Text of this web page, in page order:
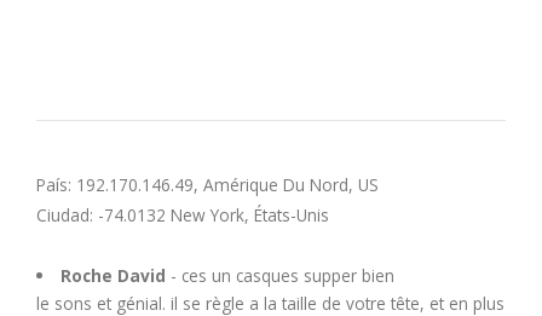
S
T
País: 192.170.146.49, Amérique Du Nord, US
Ciudad: -74.0132 New York, États-Unis
Roche David - ces un casques supper bien
le sons et génial. il se règle a la taille de votre tête, et en plus